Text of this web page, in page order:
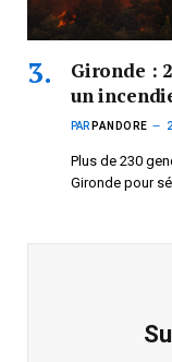
Gironde :
un
PAR PANDORE
Plus de 230
Gironde pour